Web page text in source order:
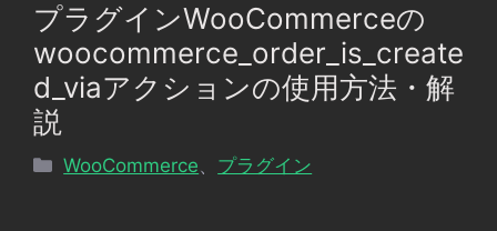
ュ
ー
プラグインWooCommerceの
woocommerce_order_is_create
d_viaアクションの使用方法・解
説
カ
WooCommerce プラグイン